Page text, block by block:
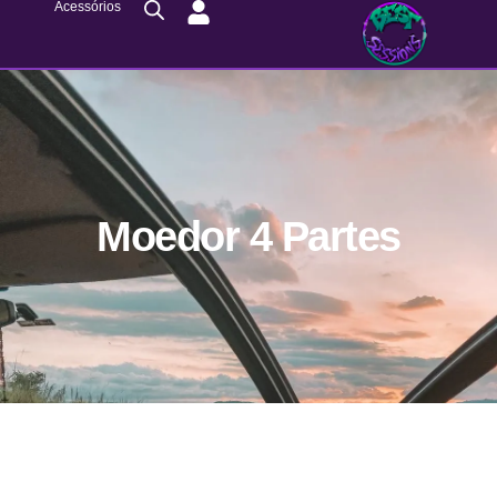
Acessórios
Moedor 4 Partes